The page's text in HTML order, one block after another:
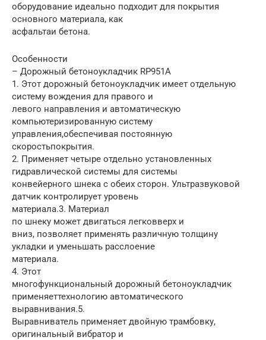
оборудование идеально подходит для покрытия
основного материала, как
асфальтаи бетона.
Особенности
– Дорожный бетоноукладчик RP951A
1. Этот дорожный бетоноукладчик имеет отдельную
систему вождения для правого и
левого направления и автоматическую
компьютеризированную систему
управления,обеспечивая постоянную
скоростьпокрытия.
2. Применяет четыре отдельно установленных
гидравлической системы для системы
конвейерного шнека с обеих сторон. Ультразвуковой
датчик контролирует уровень
материала.3. Материал
по шнеку может двигаться легковверх и
вниз, позволяет применять различную толщину
укладки и уменьшать расслоение
материала.
4. Этот
многофункциональный дорожный бетоноукладчик
применяеттехнологию автоматического
выравнивания.5.
Выравниватель применяет двойную трамбовку,
оригинальный вибратор и